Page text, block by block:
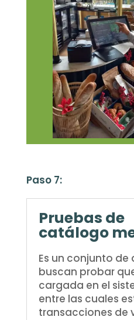
Paso 7:
Pruebas de
catálogo
Es un conjunto
buscan probar
cargada en el
entre las cuales
transacciones de